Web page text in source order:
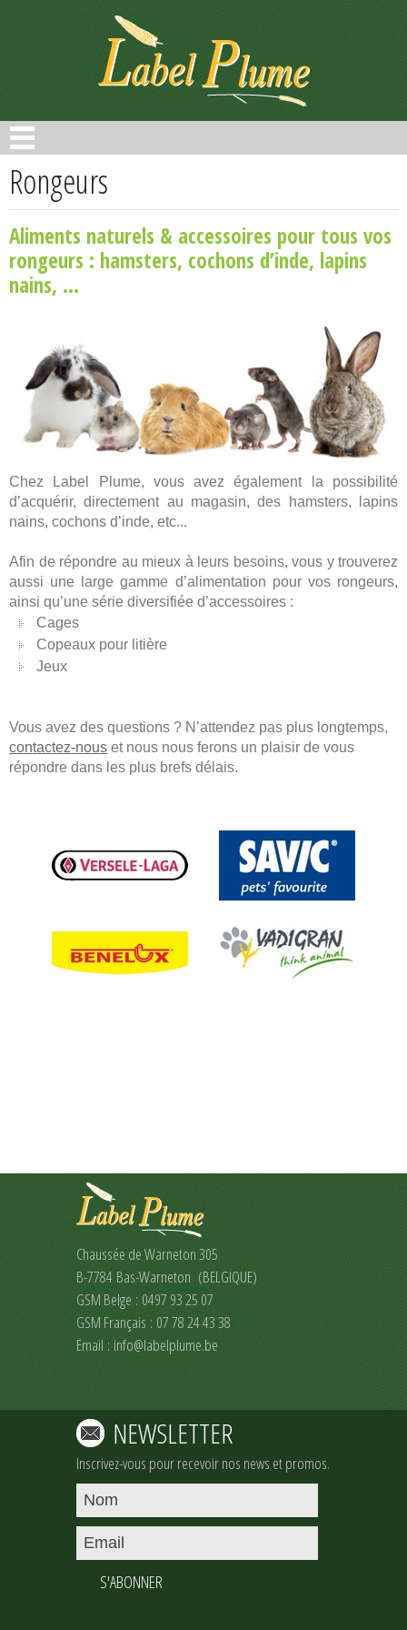
Rongeurs
Aliments naturels & accessoires pour tous vos
rongeurs : hamsters, cochons d’inde, lapins
nains, ...
Chez Label Plume, vous avez également la possibilité
d’acquérir, directement au magasin, des hamsters, lapins
nains, cochons d’inde, etc...
Afin de répondre au mieux à leurs besoins, vous y trouverez
aussi une large gamme d’alimentation pour vos rongeurs,
ainsi qu’une série diversifiée d’accessoires :
Cages
Copeaux pour litière
Jeux
Vous avez des questions ? N’attendez pas plus longtemps,
contactez-nous et nous nous ferons un plaisir de vous
répondre dans les plus brefs délais.
Chaussée de Warneton 305
B-7784 Bas-Warneton (BELGIQUE)
GSM Belge : 0497 93 25 07
GSM Français : 07 78 24 43 38
Email : info@labelplume.be
NEWSLETTER
Inscrivez-vous pour recevoir nos news et promos.
S'ABONNER